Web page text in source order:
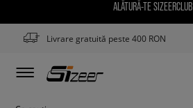
ALĂTURĂ-TE SIZEERCLUB
Livrare gratuită peste 400 RON